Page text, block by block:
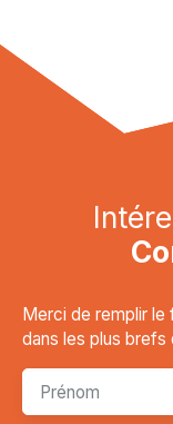
Merci de remplir le
dans les plus brefs
Prénom